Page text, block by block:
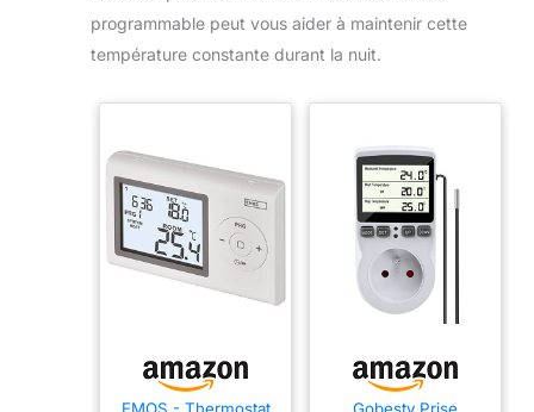
programmable peut vous aider à maintenir cette
température constante durant la nuit.
EMOS - Thermostat
Gobesty Prise